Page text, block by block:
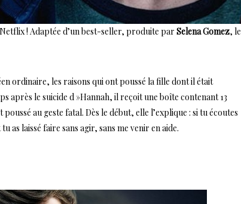
! Adaptée d’un best-seller, produite par Selena Gomez, le
ordinaire, les raisons qui ont poussé la fille dont il était
après le suicide d »Hannah, il reçoit une boîte contenant 13
au geste fatal. Dès le début, elle l’explique : si tu écoutes
as laissé faire sans agir, sans me venir en aide.